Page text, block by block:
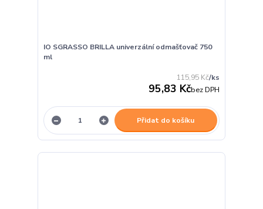
IO SGRASSO BRILLA univerzální odmašťovač 750
ml
115,95 Kč/ks
95,83 Kčbez DPH
Přidat do košíku